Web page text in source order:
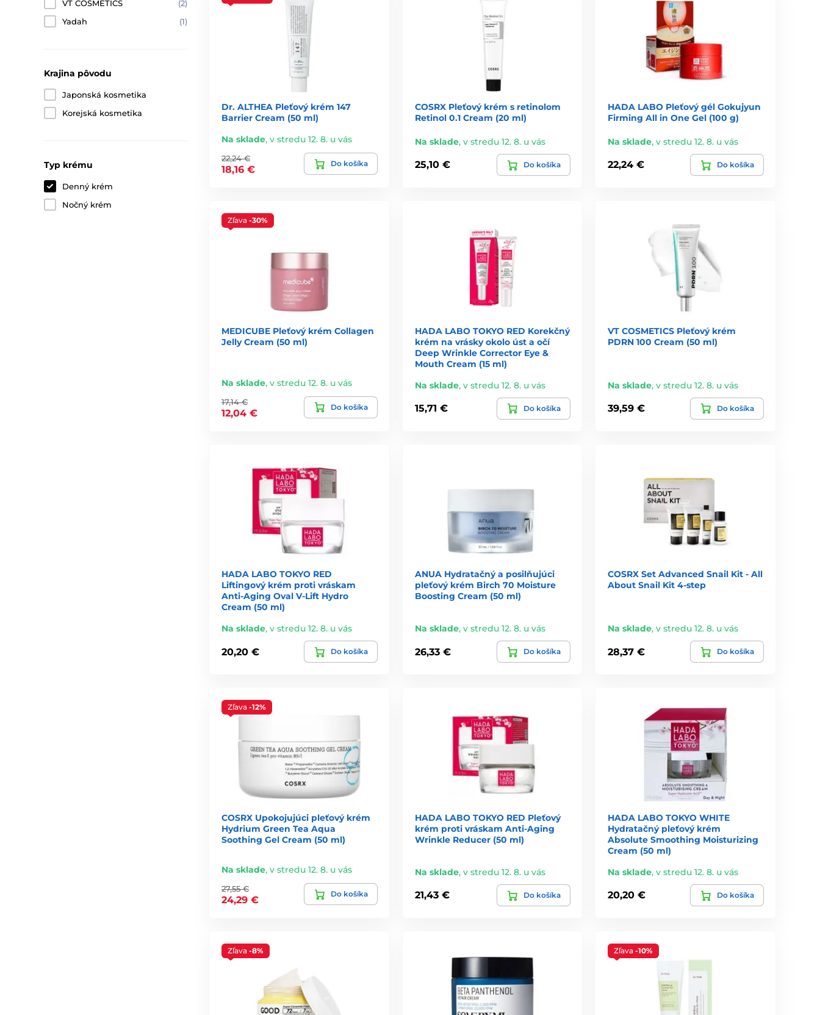
VT COSMETICS
(2)
Yadah
(1)
Krajina pôvodu
Japonská kosmetika
Korejská kosmetika
Typ krému
Denný krém
Nočný krém
Dr. ALTHEA Pleťový krém 147
Barrier Cream (50 ml)
Na sklade, v stredu 12. 8. u vás
22,24 €
18,16 €
Do košíka
COSRX Pleťový krém s retinolom
Retinol 0.1 Cream (20 ml)
Na sklade, v stredu 12. 8. u vás
25,10 € Do košíka
HADA LABO Pleťový gél Gokujyun
Firming All in One Gel (100 g)
Na sklade,v stredu 12. 8. u vás
22,24 € Do košíka
Zľava -30%
MEDICUBE Pleťový krém Collagen
Jelly Cream (50 ml)
Na sklade, v stredu 12. 8. u vás
17,14 €
12,04 €
Do košíka
HADA LABO TOKYO RED Korekčný
krém na vrásky okolo úst a očí
Deep Wrinkle Corrector Eye &
Mouth Cream (15 ml)
Na sklade, v stredu 12. 8. u vás
15,71 € Do košíka
VT COSMETICS Pleťový krém
PDRN 100 Cream (50 ml)
Na sklade,v stredu 12. 8. u vás
39,59 € Do košíka
HADA LABO TOKYO RED
Liftingový krém proti vráskam
Anti-Aging Oval V-Lift Hydro
Cream (50 ml)
Na sklade, v stredu 12. 8. u vás
20,20 € Do košíka
ANUA Hydratačný a posilňujúci
pleťový krém Birch 70 Moisture
Boosting Cream (50 ml)
Na sklade, v stredu 12. 8. u vás
26,33 € Do košíka
COSRX Set Advanced Snail Kit - All
About Snail Kit 4-step
Na sklade,v stredu 12. 8. u vás
28,37 € Do košíka
Zľava -12%
COSRX Upokojujúci pleťový krém
Hydrium Green Tea Aqua
Soothing Gel Cream (50 ml)
Na sklade, v stredu 12. 8. u vás
27,55 €
24,29 €
Do košíka
HADA LABO TOKYO RED Pleťový
krém proti vráskam Anti-Aging
Wrinkle Reducer (50 ml)
Na sklade, v stredu 12. 8. u vás
21,43 € Do košíka
HADA LABO TOKYO WHITE
Hydratačný pleťový krém
Absolute Smoothing Moisturizing
Cream (50 ml)
Na sklade,v stredu 12. 8. u vás
20,20 € Do košíka
Zľava -8% Zľava-10%